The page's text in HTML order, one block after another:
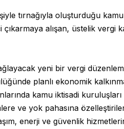
tırnağıyla oluşturduğu
alışan, üstelik vergi
yeni bir vergi
planlı ekonomik
kamu iktisadi
ve yok pahasına
enerji ve güvenlik